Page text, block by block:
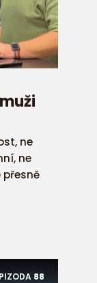
ne
ne
přesně
88